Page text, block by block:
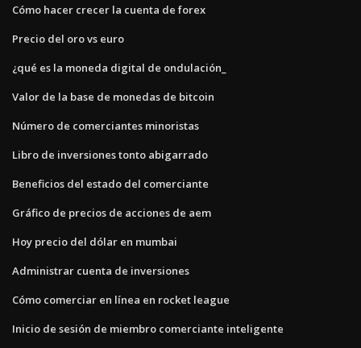
Cómo hacer crecer la cuenta de forex
Precio del oro vs euro
¿qué es la moneda digital de ondulación_
Valor de la base de monedas de bitcoin
Número de comerciantes minoristas
Libro de inversiones tonto abigarrado
Beneficios del estado del comerciante
Gráfico de precios de acciones de aem
Hoy precio del dólar en mumbai
Administrar cuenta de inversiones
Cómo comerciar en línea en rocket league
Inicio de sesión de miembro comerciante inteligente